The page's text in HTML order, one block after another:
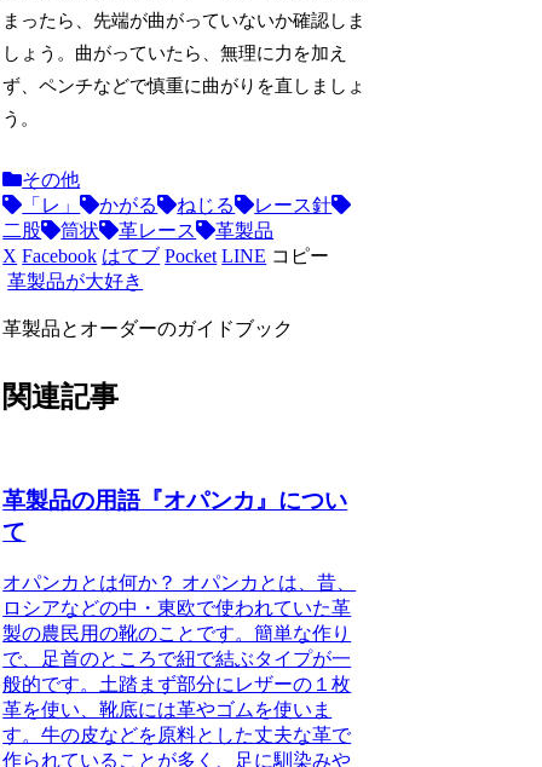
まったら、先端が曲がっていないか確認しま
しょう。曲がっていたら、無理に力を加え
ず、ペンチなどで慎重に曲がりを直しましょ
う。
その他
「レ」
かがる ねじる
レース針
二股
筒状 革レース
革製品
X Facebook はてブ Pocket LINE コピー
革製品が大好き
革製品とオーダーのガイドブック
関連記事
革製品の用語『オパンカ』につい
て
オパンカとは何か？ オパンカとは、昔、
ロシアなどの中・東欧で使われていた革
製の農民用の靴のことです。簡単な作り
で、足首のところで紐で結ぶタイプが一
般的です。土踏まず部分にレザーの１枚
革を使い、靴底には革やゴムを使いま
す。牛の皮などを原料とした丈夫な革で
作られていることが多く、足に馴染みや